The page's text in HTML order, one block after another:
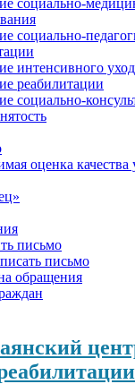
социально-
интенсивного
реабилитации
социально-
оценка качества
письмо
письмо
обращения